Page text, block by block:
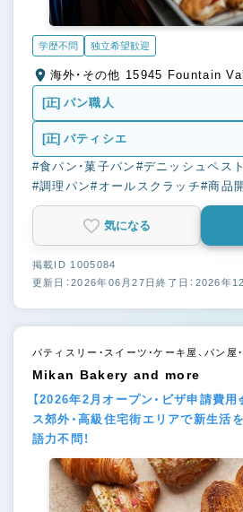
学歴不問 独立希望歓迎
海外・その他 15945
[正] パン職人
[正] パティシエ
#食パン・菓子パン #デニッシュペス
#調理パン#オールスクラッチ#商品
気になる
掲載ID 1005084
更新日：2026年06月27日終了日：2026年
パティスリー・スイーツ・ケーキ屋、パン屋
Mikan Bakery and more
【2026年2月オープン・ビザ申請費
ス郊外・高級住宅街エリアで新生活
語力不問！